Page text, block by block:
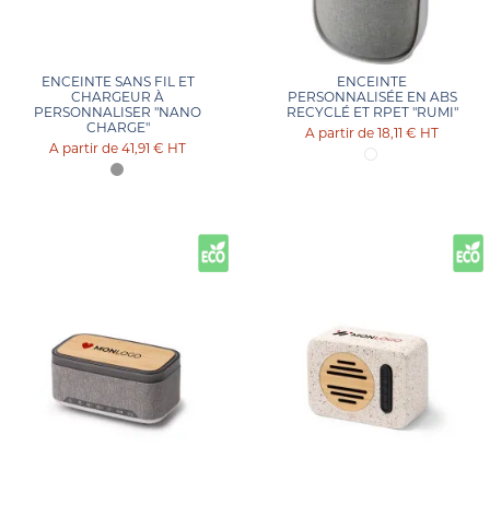
ENCEINTE SANS FIL ET
CHARGEUR À
PERSONNALISER "NANO
CHARGE"
41,91 € HT
ENCEINTE
PERSONNALISÉE EN ABS
RECYCLÉ ET RPET "RUMI"
18,11 € HT